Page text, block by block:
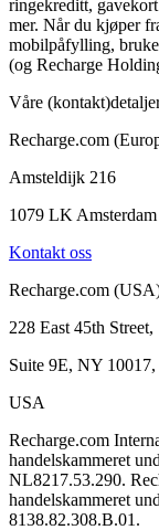
ringekreditt,
mer. Når du kjøper
mobilpåfylling,
(og Recharge
Våre
Recharge.com
Amsteldijk 216
1079 LK Amsterdam
Kontakt oss
Recharge.com
228 East 45th Street,
Suite 9E, NY
USA
Recharge.com
handelskammeret
NL8217.53.290.
handelskammeret
8138.82.308.B.01.